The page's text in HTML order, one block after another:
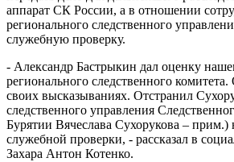
аппарат СК России, а в отношении
регионального следственного
служебную проверку.
- Александр Бастрыкин дал оценку
регионального следственного
своих высказываниях. Отстранил
следственного управления
Бурятии Вячеслава Сухорукова – прим.)
служебной проверки, - рассказал в
Захара Антон Котенко.